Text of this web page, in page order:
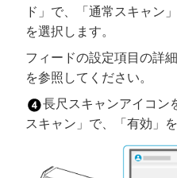
ド」で、「通常スキャン
を選択します。
フィードの設定項目の詳細
を参照してください。
長尺スキャンアイコン
スキャン」で、「有効」